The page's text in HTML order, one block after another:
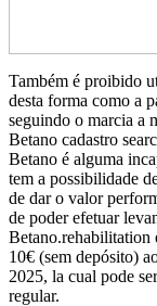
Também é proibido
desta forma como a
seguindo o marcia a
Betano cadastro
Betano é alguma
tem a possibilidade
de dar o valor
de poder efetuar
Betano.rehabilitation
10€ (sem depósito)
2025, la cual pode
regular.